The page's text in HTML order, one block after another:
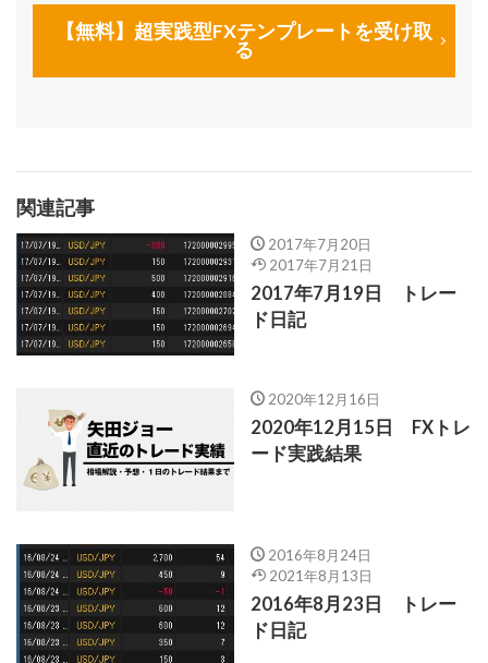
【無料】超実践型FXテンプレートを受け取
る
関連記事
2017年7月20日
2017年7月21日
2017年7月19日 トレー
ド日記
2020年12月16日
2020年12月15日 FXトレ
ード実践結果
2016年8月24日
2021年8月13日
2016年8月23日 トレー
ド日記